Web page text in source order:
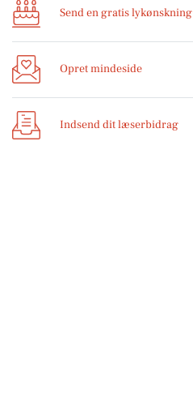
Send en gratis lykønskning
Opret mindeside
Indsend dit læserbidrag